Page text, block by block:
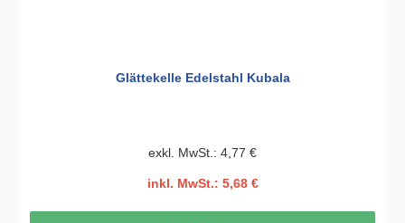
Glättekelle Edelstahl Kubala
exkl. MwSt.: 4,77 €
inkl. MwSt.: 5,68 €